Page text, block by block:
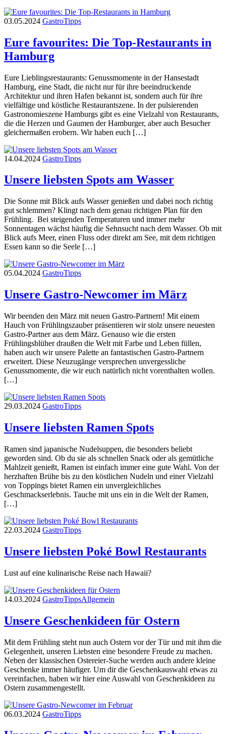
03.05.2024 GastroTipps
Eure favourites: Die Top-Restaurants in
Hamburg
Eure Lieblingsrestaurants: Genussmomente in der Hansestadt
Hamburg, eine Stadt, die nicht nur für ihre beeindruckende
Architektur und ihren Hafen bekannt ist, sondern auch für ihre
vielfältige und köstliche Restaurantszene. In der pulsierenden
Gastronomieszene Hamburgs gibt es eine Vielzahl von Restaurants,
die die Herzen und Gaumen der Hamburger, aber auch Besucher
gleichermaßen erobern. Wir haben euch […]
14.04.2024 GastroTipps
Unsere liebsten Spots am Wasser
Die Sonne mit Blick aufs Wasser genießen und dabei noch richtig
gut schlemmen? Klingt nach dem genau richtigen Plan für den
Frühling. Bei steigenden Temperaturen und immer mehr
Sonnentagen wächst häufig die Sehnsucht nach dem Wasser. Ob mit
Blick aufs Meer, einen Fluss oder direkt am See, mit dem richtigen
Essen kann so die Seele […]
05.04.2024 GastroTipps
Unsere Gastro-Newcomer im März
Wir beenden den März mit neuen Gastro-Partnern! Mit einem
Hauch von Frühlingszauber präsentieren wir stolz unsere neuesten
Gastro-Partner aus dem März. Genauso wie die ersten
Frühlingsblüher draußen die Welt mit Farbe und Leben füllen,
haben auch wir unsere Palette an fantastischen Gastro-Partnern
erweitert. Diese Neuzugänge versprechen unvergessliche
Genussmomente, die wir euch natürlich nicht vorenthalten wollen.
[…]
29.03.2024 GastroTipps
Unsere liebsten Ramen Spots
Ramen sind japanische Nudelsuppen, die besonders beliebt
geworden sind. Ob du sie als schnellen Snack oder als gemütliche
Mahlzeit genießt, Ramen ist einfach immer eine gute Wahl. Von der
herzhaften Brühe bis zu den köstlichen Nudeln und einer Vielzahl
von Toppings bietet Ramen ein unvergleichliches
Geschmackserlebnis. Tauche mit uns ein in die Welt der Ramen,
[…]
22.03.2024 GastroTipps
Unsere liebsten Poké Bowl Restaurants
Lust auf eine kulinarische Reise nach Hawaii?
14.03.2024 GastroTippsAllgemein
Unsere Geschenkideen für Ostern
Mit dem Frühling steht nun auch Ostern vor der Tür und mit ihm die
Gelegenheit, unseren Liebsten eine besondere Freude zu machen.
Neben der klassischen Ostereier-Suche werden auch andere kleine
Geschenke immer häufiger. Um dir die Geschenkauswahl etwas zu
vereinfachen, haben wir hier eine Auswahl von Geschenkideen zu
Ostern zusammengestellt.
06.03.2024 GastroTipps